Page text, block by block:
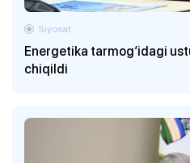
Energetika tarmog‘idagi
chiqildi
Siyosat